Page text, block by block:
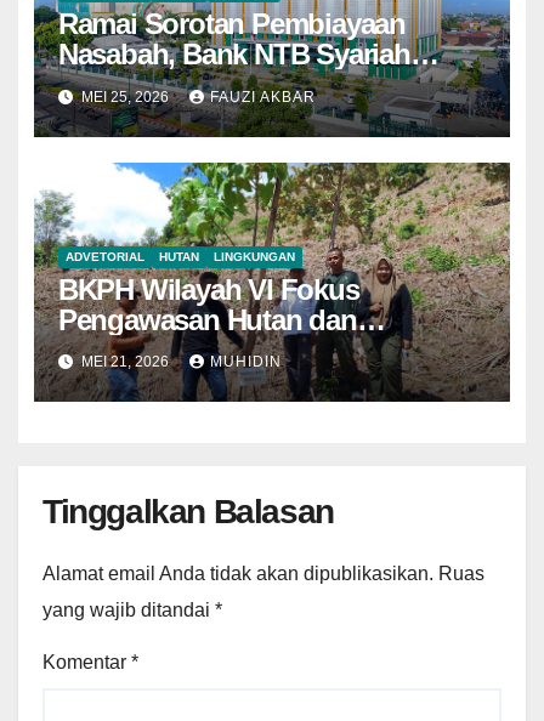
Ramai Sorotan Pembiayaan
Nasabah, Bank NTB Syariah
Tegaskan Semua Sesuai
Prosedur
MEI 25, 2026 FAUZI AKBAR
ADVETORIAL HUTAN LINGKUNGAN
BKPH Wilayah VI Fokus
Pengawasan Hutan dan
Pemantauan Demplot di KH Riwo
MEI 21, 2026 MUHIDIN
Tinggalkan Balasan
Alamat email Anda tidak akan dipublikasikan. Ruas
yang wajib ditandai *
Komentar *